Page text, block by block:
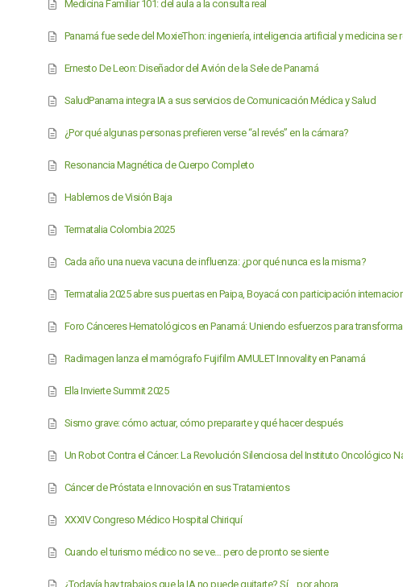
Medicina Familiar 101: del aula a la consulta real
Panamá fue sede del MoxieThon: ingeniería, inteligencia artificial y medicina
Ernesto De Leon: Diseñador del Avión de la Sele de Panamá
SaludPanama integra IA a sus servicios de Comunicación Médica y Salud
¿Por qué algunas personas prefieren verse “al revés” en la cámara?
Resonancia Magnética de Cuerpo Completo
Hablemos de Visión Baja
Termatalia Colombia 2025
Cada año una nueva vacuna de influenza: ¿por qué nunca es la misma?
Termatalia 2025 abre sus puertas en Paipa, Boyacá con participación
Foro Cánceres Hematológicos en Panamá: Uniendo esfuerzos para
Radimagen lanza el mamógrafo Fujifilm AMULET Innovality en Panamá
Ella Invierte Summit 2025
Sismo grave: cómo actuar, cómo prepararte y qué hacer después
Un Robot Contra el Cáncer: La Revolución Silenciosa del Instituto Oncológico
Cáncer de Próstata e Innovación en sus Tratamientos
XXXIV Congreso Médico Hospital Chiriquí
Cuando el turismo médico no se ve… pero de pronto se siente
¿Todavía hay trabajos que la IA no puede quitarte? Sí… por ahora.